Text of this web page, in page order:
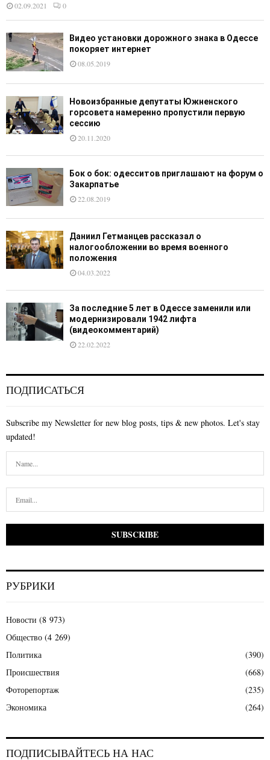
02.09.2021
0
Видео установки дорожного знака в Одессе
покоряет интернет
08.05.2019
Новоизбранные депутаты Южненского
горсовета намеренно пропустили первую
сессию
20.11.2020
Бок о бок: одесситов приглашают на форум о
Закарпатье
22.08.2019
Даниил Гетманцев рассказал о
налогообложении во время военного
положения
04.03.2022
За последние 5 лет в Одессе заменили или
модернизировали 1942 лифта
(видеокомментарий)
22.02.2022
ПОДПИСАТЬСЯ
Subscribe my Newsletter for new blog posts, tips & new photos. Let's stay
updated!
РУБРИКИ
Новости (8 973)
Общество (4 269)
Политика
(390)
Происшествия
(668)
Фоторепортаж
(235)
Экономика
(264)
ПОДПИСЫВАЙТЕСЬ НА НАС